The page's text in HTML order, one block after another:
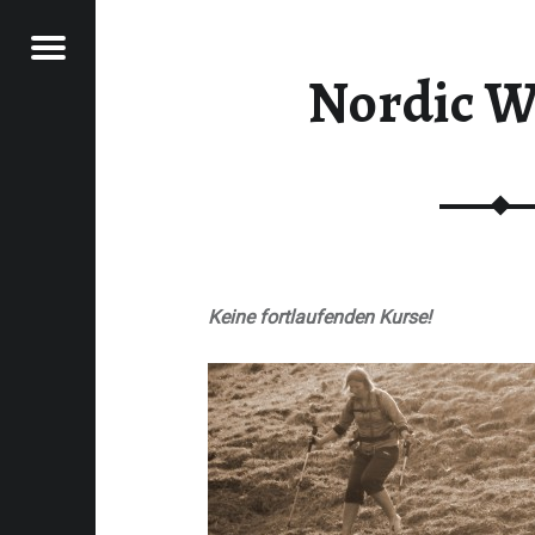
Menu
Nordic
Keine fortlaufenden Kurse!